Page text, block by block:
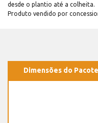
desde o plantio até a colheita.
Produto vendido por
Dimensões do Pacote